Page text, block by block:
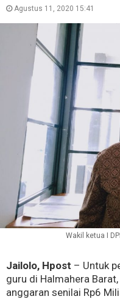
Agustus 11, 2020 15:41
Wakil ketua I
Jailolo, Hpost – Untuk
guru di Halmahera
anggaran senilai Rp6